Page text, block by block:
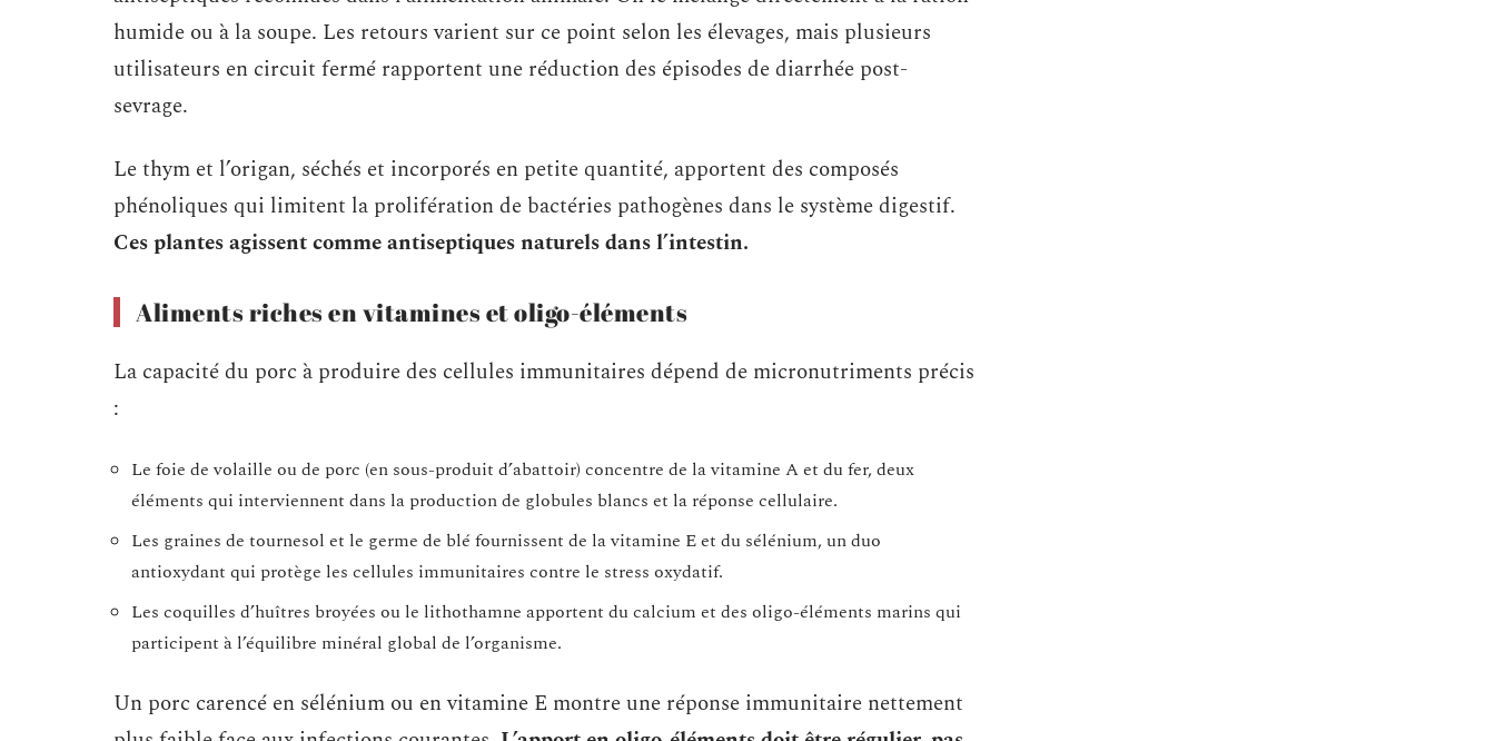
humide ou à la soupe. Les retours varient sur ce point selon les élevages, mais plusieurs
utilisateurs en circuit fermé rapportent une réduction des épisodes de diarrhée post-
sevrage.
Le thym et l’origan, séchés et incorporés en petite quantité, apportent des composés
phénoliques qui limitent la prolifération de bactéries pathogènes dans le système digestif.
Ces plantes agissent comme antiseptiques naturels dans l’intestin.
Aliments riches en vitamines et oligo-éléments
La capacité du porc à produire des cellules immunitaires dépend de micronutriments précis
:
Le foie de volaille ou de porc (en sous-produit d’abattoir) concentre de la vitamine A et du fer, deux
éléments qui interviennent dans la production de globules blancs et la réponse cellulaire.
Les graines de tournesol et le germe de blé fournissent de la vitamine E et du sélénium, un duo
antioxydant qui protège les cellules immunitaires contre le stress oxydatif.
Les coquilles d’huîtres broyées ou le lithothamne apportent du calcium et des oligo-éléments marins qui
participent à l’équilibre minéral global de l’organisme.
Un porc carencé en sélénium ou en vitamine E montre une réponse immunitaire nettement